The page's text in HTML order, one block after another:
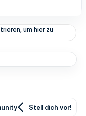
um hier zu
Stell dich vor!